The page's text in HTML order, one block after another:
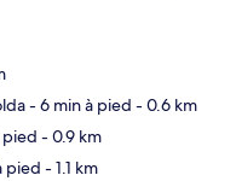
- 6 min à pied - 0.6 km
pied - 0.9 km
pied - 1.1 km